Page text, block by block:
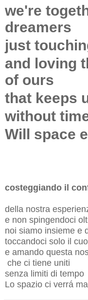
we're
dreamers
just
and loving
of ours
that keeps
without
Will space
costeggiando il
della nostra
e non spingendoci
noi siamo insieme e
toccandoci solo il
e amando questa
che ci tiene uniti
senza limiti di tempo
Lo spazio ci verrá